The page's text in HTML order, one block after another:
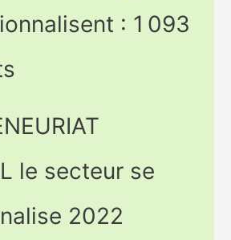
: 1 093
le secteur se
2022